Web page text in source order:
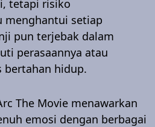
tetapi risiko
menghantui setiap
pun terjebak dalam
perasaannya atau
bertahan hidup.
The Movie menawarkan
emosi dengan berbagai